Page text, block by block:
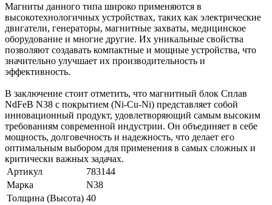
Магниты данного типа широко применяются в
высокотехнологичных устройствах, таких как электрические
двигатели, генераторы, магнитные захваты, медицинское
оборудование и многие другие. Их уникальные свойства
позволяют создавать компактные и мощные устройства, что
значительно улучшает их производительность и
эффективность.
В заключение стоит отметить, что магнитный блок Сплав
NdFeB N38 с покрытием (Ni-Cu-Ni) представляет собой
инновационный продукт, удовлетворяющий самым высоким
требованиям современной индустрии. Он объединяет в себе
мощность, долговечность и надежность, что делает его
оптимальным выбором для применения в самых сложных и
критически важных задачах.
Артикул
783144
Марка
N38
Толщина (Высота) 40